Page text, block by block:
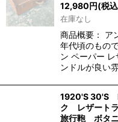
12,980円(税
在庫なし
商品概要： ア
年代頃のもの
ン ペーパー
ンドルが良い
1920'S 30'S
ク レザート
旅行鞄 ボタ